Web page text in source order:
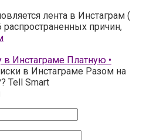
лента в Инстаграм (
причин,
Инстаграме Платную •
в Инстаграме Разом на
Tell Smart